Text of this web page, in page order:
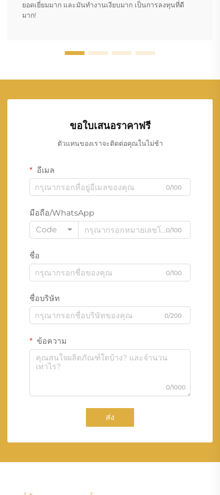
ยอดเยี่ยมมาก และมันทำงานเงียบมาก เป็นการลงทุนที่ดี
มาก!
ขอใบเสนอราคาฟรี
ตัวแทนของเราจะติดต่อคุณในไม่ช้า
อีเมล
0/100
มือถือ/WhatsApp
Code
0/100
ชื่อ
0/100
ชื่อบริษัท
0/200
ข้อความ
0/1000
ส่ง